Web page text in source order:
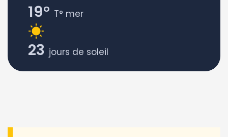
19° T° mer
23 jours de soleil